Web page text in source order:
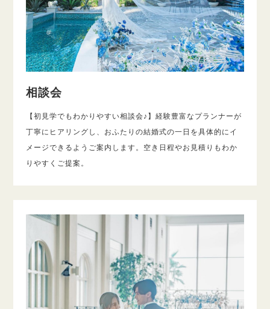
相談会
【初見学でもわかりやすい相談会♪】経験豊富なプランナーが
丁寧にヒアリングし、おふたりの結婚式の一日を具体的にイ
メージできるようご案内します。空き日程やお見積りもわか
りやすくご提案。